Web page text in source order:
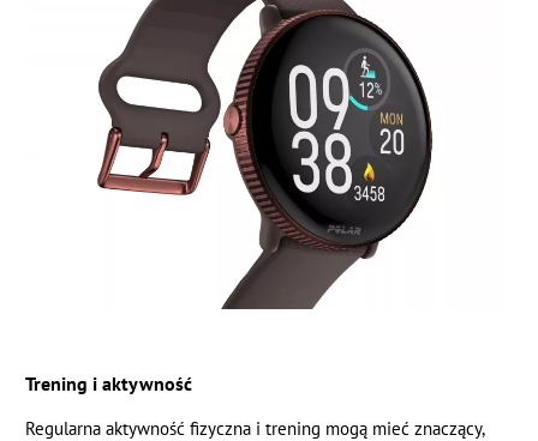
Trening i aktywność
Regularna aktywność fizyczna i trening mogą mieć znaczący,